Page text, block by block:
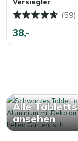
(59)
38,-
Alle Tabletts
ansehen